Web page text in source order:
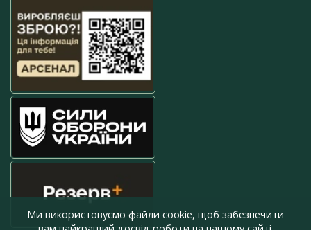
Ми використовуємо файли cookie, щоб забезпечити